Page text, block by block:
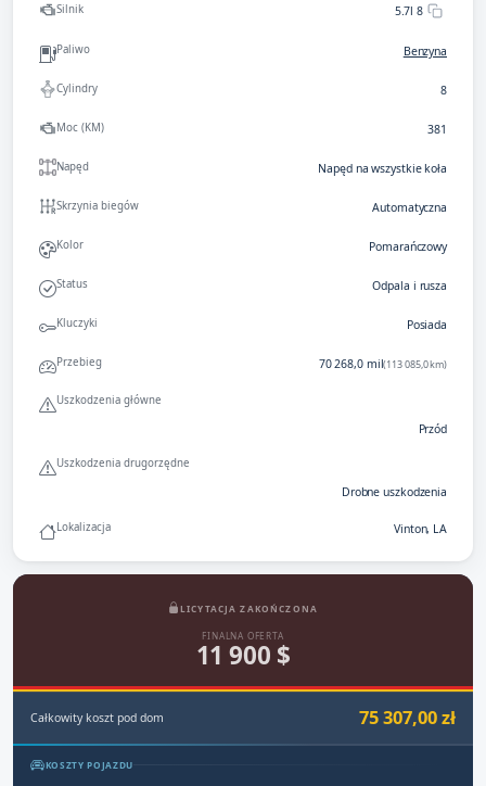
Silnik 5.7l 8
Paliwo Benzyna
Cylindry 8
Moc (KM) 381
Napęd Napęd na wszystkie koła
Skrzynia biegów Automatyczna
Kolor Pomarańczowy
Status Odpala i rusza
Kluczyki Posiada
Przebieg 70 268,0 mil(113 085,0 km)
Uszkodzenia główne
Przód
Uszkodzenia drugorzędne
Drobne uszkodzenia
Lokalizacja Vinton, LA
LICYTACJA ZAKOŃCZONA
FINALNA OFERTA
11 900 $
Całkowity koszt pod dom 75 307,00 zł
KOSZTY POJAZDU